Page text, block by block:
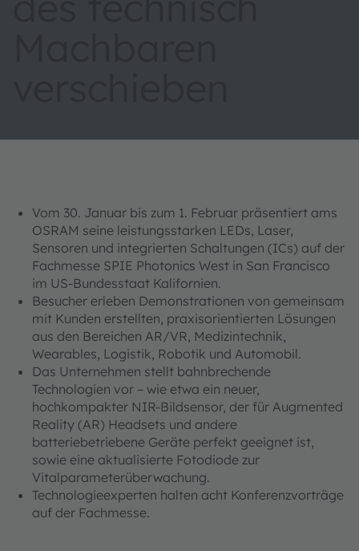
Vom 30. Januar bis zum 1. Februar präsentiert ams
OSRAM seine leistungsstarken LEDs, Laser,
Sensoren und integrierten Schaltungen (ICs) auf der
Fachmesse SPIE Photonics West in San Francisco
im US-Bundesstaat Kalifornien.
Besucher erleben Demonstrationen von gemeinsam
mit Kunden erstellten, praxisorientierten Lösungen
aus den Bereichen AR/VR, Medizintechnik,
Wearables, Logistik, Robotik und Automobil.
Das Unternehmen stellt bahnbrechende
Technologien vor – wie etwa ein neuer,
hochkompakter NIR-Bildsensor, der für Augmented
Reality (AR) Headsets und andere
batteriebetriebene Geräte perfekt geeignet ist,
sowie eine aktualisierte Fotodiode zur
Vitalparameterüberwachung.
Technologieexperten halten acht Konferenzvorträge
auf der Fachmesse.